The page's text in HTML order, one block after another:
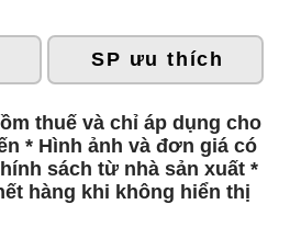
SP ưu thích
thuế và chỉ áp dụng cho
* Hình ảnh và đơn giá có
sách từ nhà sản xuất *
hàng khi không hiển thị